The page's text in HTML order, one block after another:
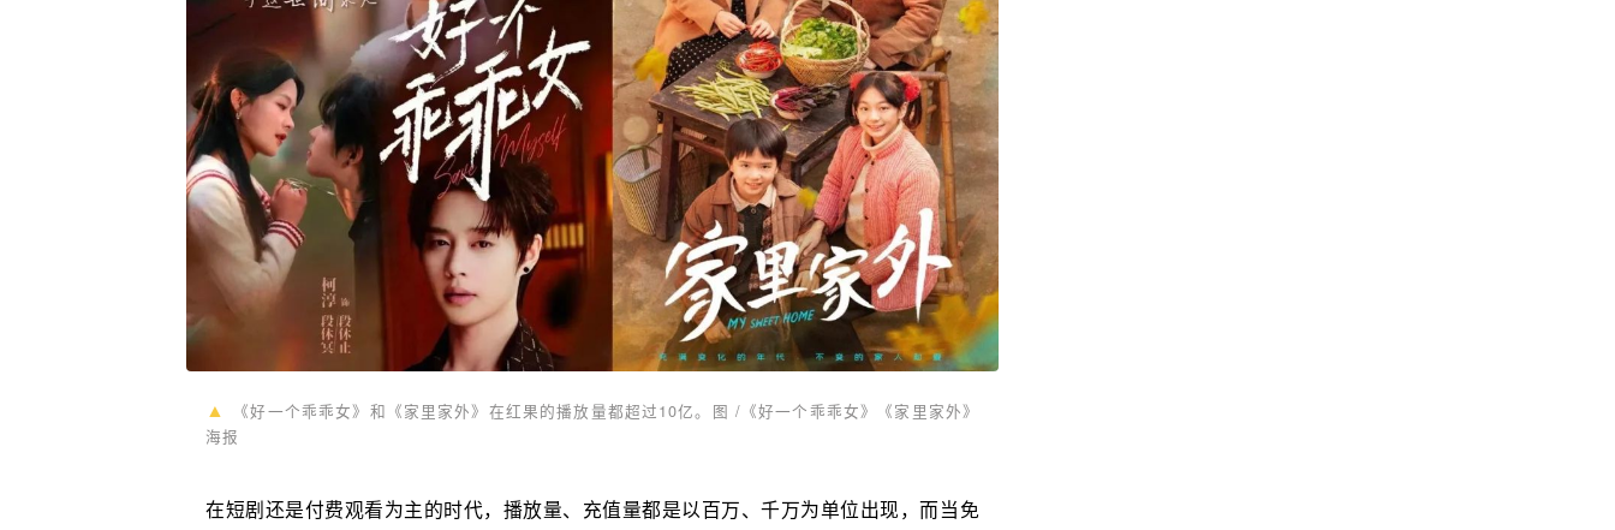
▲
《好一个乖乖女》和《家里家外》在红果的播放量都超过10亿。图 /《好一个乖乖女》《家里家外》
海报
在短剧还是付费观看为主的时代，播放量、充值量都是以百万、千万为单位出现，而当免